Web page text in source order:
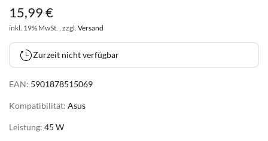
EAN: 5901878515069
Kompatibilität: Asus
Leistung: 45 W
15,99€
inkl. 19% MwSt. , zzgl. Versand
Zurzeit nicht verfügbar